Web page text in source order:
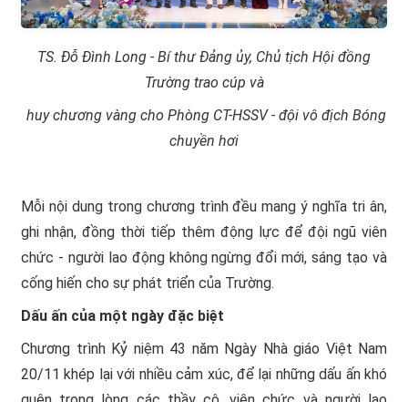
TS. Đỗ Đình Long - Bí thư Đảng ủy, Chủ tịch Hội đồng
Trường trao cúp và
huy chương vàng cho Phòng CT-HSSV-đội vô địch Bóng
chuyền hơi
Mỗi nội dung trong chương trình đều mang ý nghĩa tri ân,
ghi nhận, đồng thời tiếp thêm động lực để đội ngũ viên
chức - người lao động không ngừng đổi mới, sáng tạo và
cống hiến cho sự phát triển của Trường.
Dấu ấn của một ngày đặc biệt
Chương trình Kỷ niệm 43 năm Ngày Nhà giáo Việt Nam
20/11 khép lại với nhiều cảm xúc, để lại những dấu ấn khó